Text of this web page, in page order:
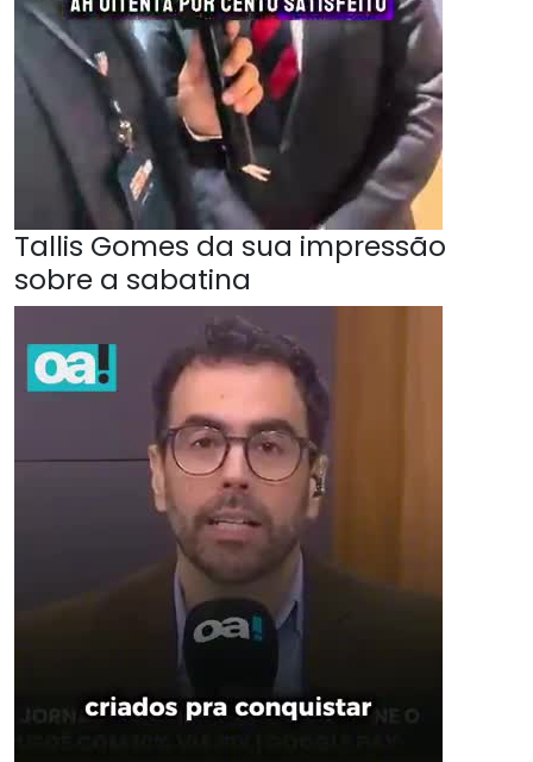
Tallis Gomes da sua impressão
sobre a sabatina